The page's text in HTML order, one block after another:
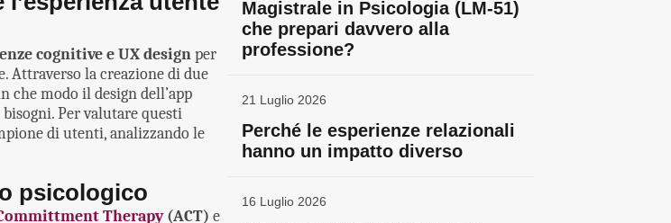
cognitive e UX designper
Attraverso la creazione di due
che modo il design dell’app
Per valutare questi
di utenti, analizzando le
psicologico
Therapy(ACT) e
Magistrale in Psicologia (LM-51)
che prepari davvero alla
professione?
21 Luglio 2026
Perché le esperienze relazionali
hanno un impatto diverso
16 Luglio 2026